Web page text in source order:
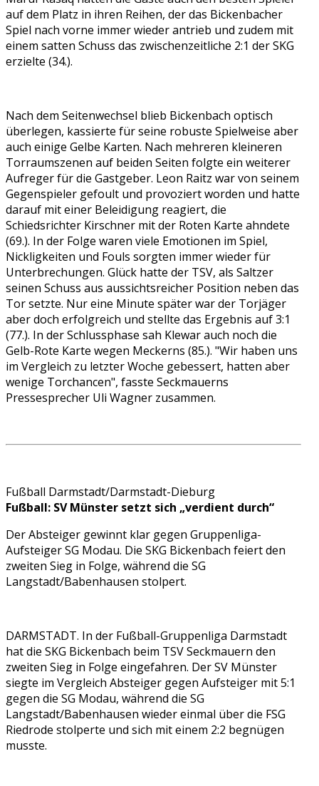
auf dem Platz in ihren Reihen, der das Bickenbacher
Spiel nach vorne immer wieder antrieb und zudem mit
einem satten Schuss das zwischenzeitliche 2:1 der SKG
erzielte (34.).
Nach dem Seitenwechsel blieb Bickenbach optisch
überlegen, kassierte für seine robuste Spielweise aber
auch einige Gelbe Karten. Nach mehreren kleineren
Torraumszenen auf beiden Seiten folgte ein weiterer
Aufreger für die Gastgeber. Leon Raitz war von seinem
Gegenspieler gefoult und provoziert worden und hatte
darauf mit einer Beleidigung reagiert, die
Schiedsrichter Kirschner mit der Roten Karte ahndete
(69.). In der Folge waren viele Emotionen im Spiel,
Nickligkeiten und Fouls sorgten immer wieder für
Unterbrechungen. Glück hatte der TSV, als Saltzer
seinen Schuss aus aussichtsreicher Position neben das
Tor setzte. Nur eine Minute später war der Torjäger
aber doch erfolgreich und stellte das Ergebnis auf 3:1
(77.). In der Schlussphase sah Klewar auch noch die
Gelb-Rote Karte wegen Meckerns (85.). "Wir haben uns
im Vergleich zu letzter Woche gebessert, hatten aber
wenige Torchancen", fasste Seckmauerns
Pressesprecher Uli Wagner zusammen.
Fußball Darmstadt/Darmstadt-Dieburg
Fußball: SV Münster setzt sich „verdient durch“
Der Absteiger gewinnt klar gegen Gruppenliga-
Aufsteiger SG Modau. Die SKG Bickenbach feiert den
zweiten Sieg in Folge, während die SG
Langstadt/Babenhausen stolpert.
DARMSTADT. In der Fußball-Gruppenliga Darmstadt
hat die SKG Bickenbach beim TSV Seckmauern den
zweiten Sieg in Folge eingefahren. Der SV Münster
siegte im Vergleich Absteiger gegen Aufsteiger mit 5:1
gegen die SG Modau, während die SG
Langstadt/Babenhausen wieder einmal über die FSG
Riedrode stolperte und sich mit einem 2:2 begnügen
musste.